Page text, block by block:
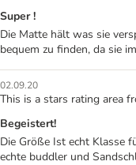
Super !
Die Matte hält was sie
bequem zu finden, da sie
02.09.20
This is a stars rating area
Begeistert!
Die Größe Ist echt Klasse
echte buddler und